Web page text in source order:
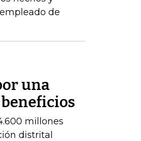
de
una
millones
distrital